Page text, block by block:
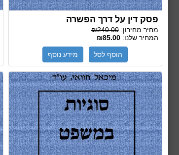
פסק דין על דרך הפשרה
מחיר מחירון:₪240.00
המחיר שלנו:₪85.00
הוסף לסל מידע נוסף